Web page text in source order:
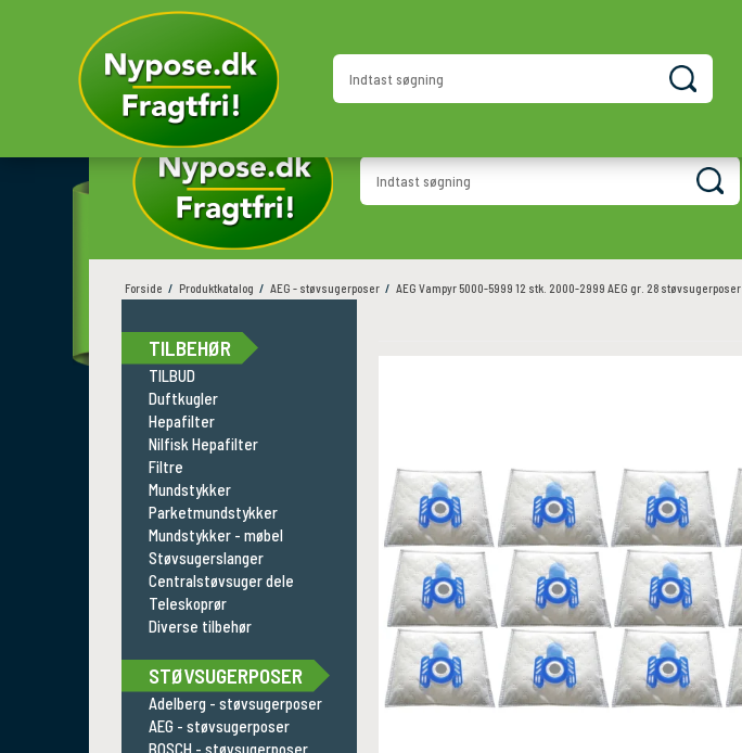
GRATIS LEVERING
i hele Danmark Direkte til døren Over 4000 produkter
Forside / Produktkatalog / AEG - støvsugerposer / AEG Vampyr 5000-5999 12 stk. 2000-2999 AEG gr. 28 støvsugerposer
TILBEHØR
TILBUD
Duftkugler
Hepafilter
Nilfisk Hepafilter
Filtre
Mundstykker
Parketmundstykker
Mundstykker - møbel
Støvsugerslanger
Centralstøvsuger dele
Teleskoprør
Diverse tilbehør
STØVSUGERPOSER
Adelberg - støvsugerposer
AEG - støvsugerposer
BOSCH - støvsugerposer